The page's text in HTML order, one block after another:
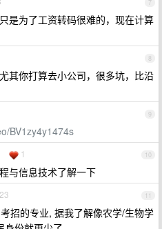
7
是为了工资转码很难的，现在计算
8
其你打算去小公司，很多坑，比沿
9
BV1zy4y1474s
10
1
与信息技术了解一下
11
招的专业, 据我了解像农学/生物学